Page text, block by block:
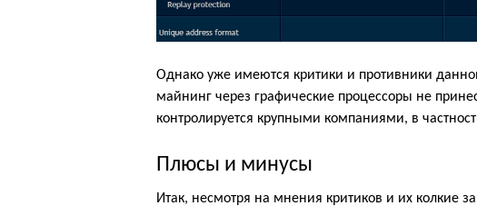
Однако уже имеются критики и противники
майнинг через графические процессоры не
контролируется крупными компаниями, в
Плюсы и минусы
Итак, несмотря на мнения критиков и их колкие